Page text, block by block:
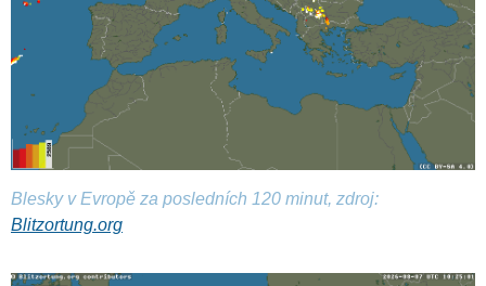
Blesky v Evropě za posledních 120 minut, zdroj:
Blitzortung.org